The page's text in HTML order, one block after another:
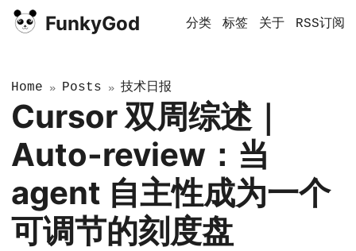
FunkyGod 分类 标签 关于 RSS订阅
Home » Posts » 技术日报
Cursor 双周综述｜
Auto-review：当
agent 自主性成为一个
可调节的刻度盘